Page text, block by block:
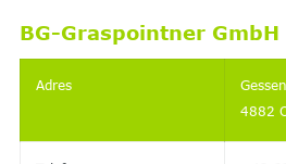
BG-Graspointner GmbH
Adres
4882